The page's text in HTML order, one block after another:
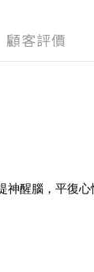
顧客評價
神醒腦，平復